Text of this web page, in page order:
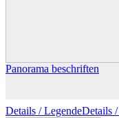
Panorama beschriften
Details / LegendeDetails /